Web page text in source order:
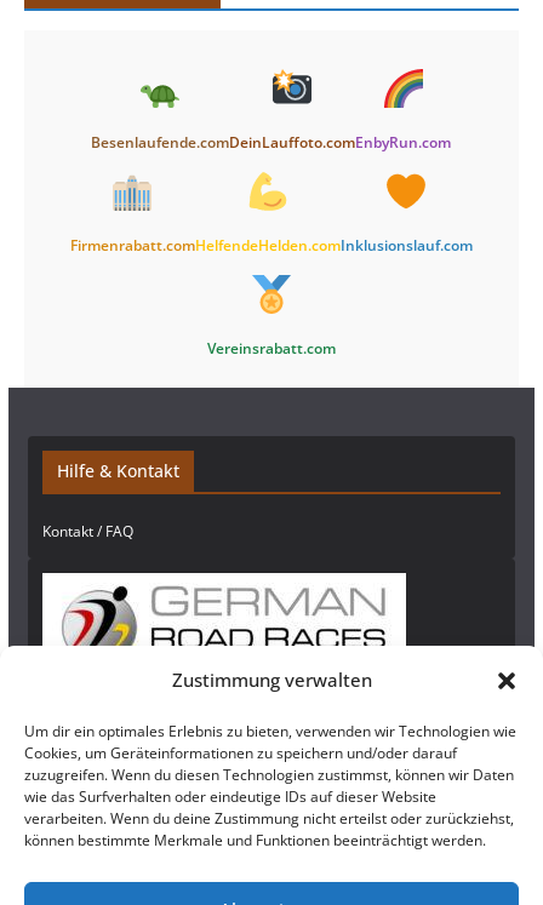
Zustimmung verwalten
Um dir ein optimales Erlebnis zu bieten, verwenden wir Technologien wie
Cookies, um Geräteinformationen zu speichern und/oder darauf
zuzugreifen. Wenn du diesen Technologien zustimmst, können wir Daten
wie das Surfverhalten oder eindeutige IDs auf dieser Website
verarbeiten. Wenn du deine Zustimmung nicht erteilst oder zurückziehst,
können bestimmte Merkmale und Funktionen beeinträchtigt werden.
Besenlaufende.comDeinLauffoto.comEnbyRun.com
Firmenrabatt.comHelfendeHelden.comInklusionslauf.com
Vereinsrabatt.com
Hilfe & Kontakt
Kontakt / FAQ
Newsletter
Bleibe auf dem Laufenden und abonnierehierunseren Newsletter!